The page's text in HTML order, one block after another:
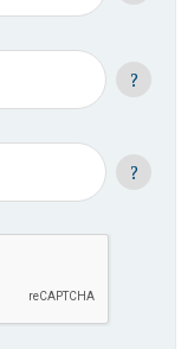
?
?